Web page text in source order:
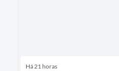
Há 21 horas